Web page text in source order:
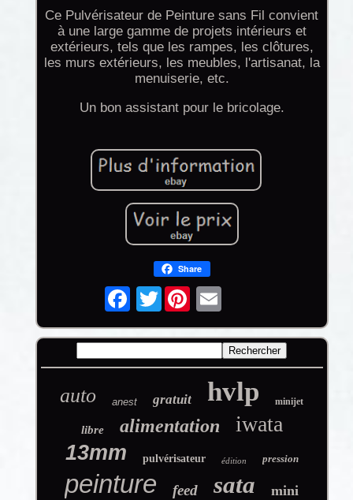
Ce Pulvérisateur de Peinture sans Fil convient
à une large gamme de projets intérieurs et
extérieurs, tels que les rampes, les clôtures,
les murs extérieurs, les meubles, l'artisanat, la
menuiserie, etc.
Un bon assistant pour le bricolage.
Share
Twitter
auto anest gratuit hvlp minijet
libre alimentation iwata
13mm pulvérisateur édition pression
peinture feed sata mini